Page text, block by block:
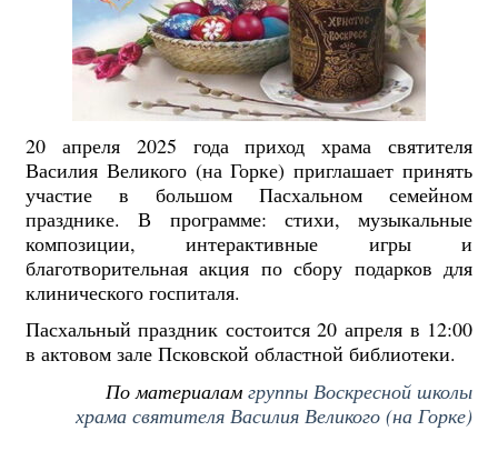
20 апреля 2025 года приход храма святителя
Василия Великого (на Горке) приглашает принять
участие в большом Пасхальном семейном
празднике. В программе: стихи, музыкальные
композиции, интерактивные игры и
благотворительная акция по сбору подарков для
клинического госпиталя.
Пасхальный праздник состоится 20 апреля в 12:00
в актовом зале Псковской областной библиотеки.
По материаламгруппы Воскресной школы
храма святителя Василия Великого (на Горке)